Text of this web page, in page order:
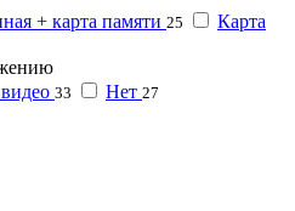
+ карта памяти 25
Карта
33 Нет 27